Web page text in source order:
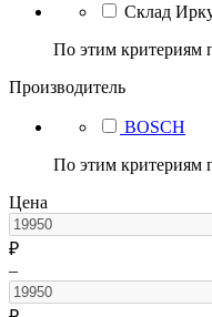
Склад
По этим критериям
Производитель
BOSCH
По этим критериям
Цена
₽
–